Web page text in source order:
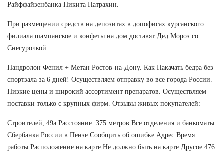
Райффайзенбанка Никита Патрахин.
При размещении средств на депозитах в допофисах курганского
филиала шампанское и конфеты на дом доставят Дед Мороз со
Снегурочкой.
Нандролон Фенил + Метан Ростов-на-Дону. Как Накачать бедра без
спортзала за 6 дней! Осуществляем отправку во все города России.
Низкие цены и широкий ассортимент препаратов. Осуществляем
поставки только с крупных фирм. Отзывы живых покупателей:
Строителей, 49а Расстояние: 375 метров Все отделения и банкоматы
Сбербанка России в Пензе Сообщить об ошибке Адрес Время
работы Расположение на карте Не должно быть на карте Другое 476